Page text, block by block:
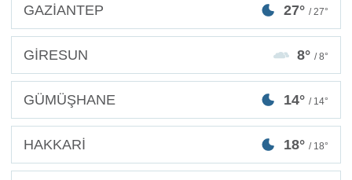
GAZİANTEP 27° / 27°
GİRESUN 8° / 8°
GÜMÜŞHANE 14° / 14°
HAKKARİ 18° / 18°